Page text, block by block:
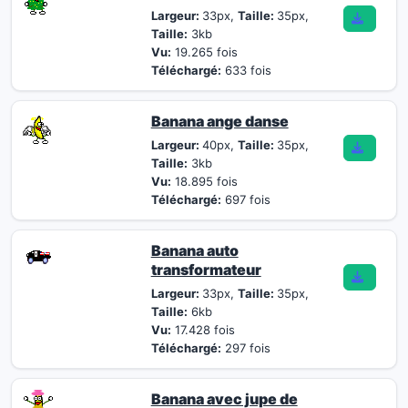
Largeur: 33px, Taille: 35px,
Taille: 3kb
Vu: 19.265 fois
Téléchargé: 633 fois
Banana ange danse
Largeur: 40px, Taille: 35px,
Taille: 3kb
Vu: 18.895 fois
Téléchargé: 697 fois
Banana auto
transformateur
Largeur: 33px, Taille: 35px,
Taille: 6kb
Vu: 17.428 fois
Téléchargé: 297 fois
Banana avec jupe de